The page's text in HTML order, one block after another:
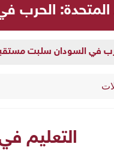
الحرب في
سلبت مستقبل الأطفال و8 ملايين
التعليم